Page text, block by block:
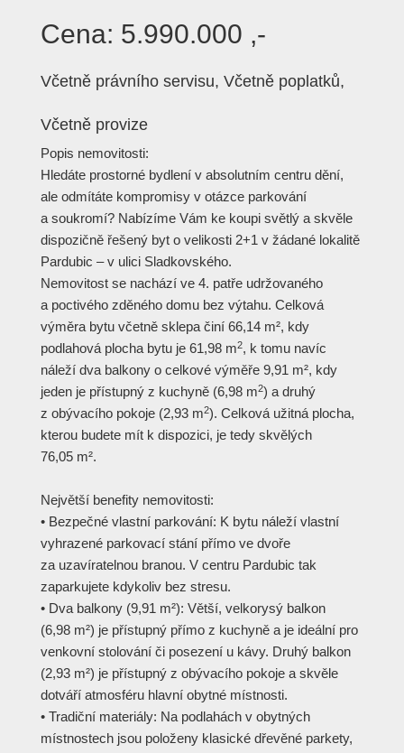
Cena: 5.990.000 ,-
Včetně právního servisu, Včetně poplatků,
Včetně provize
Popis nemovitosti:
Hledáte prostorné bydlení v absolutním centru dění,
ale odmítáte kompromisy v otázce parkování
a soukromí? Nabízíme Vám ke koupi světlý a skvěle
dispozičně řešený byt o velikosti 2+1 v žádané lokalitě
Pardubic – v ulici Sladkovského.
Nemovitost se nachází ve 4. patře udržovaného
a poctivého zděného domu bez výtahu. Celková
výměra bytu včetně sklepa činí 66,14 m², kdy
podlahová plocha bytu je 61,98 m2, k tomu navíc
náleží dva balkony o celkové výměře 9,91 m², kdy
jeden je přístupný z kuchyně (6,98 m2) a druhý
z obývacího pokoje (2,93 m2). Celková užitná plocha,
kterou budete mít k dispozici, je tedy skvělých
76,05 m².
Největší benefity nemovitosti:
• Bezpečné vlastní parkování: K bytu náleží vlastní
vyhrazené parkovací stání přímo ve dvoře
za uzavíratelnou branou. V centru Pardubic tak
zaparkujete kdykoliv bez stresu.
• Dva balkony (9,91 m²): Větší, velkorysý balkon
(6,98 m²) je přístupný přímo z kuchyně a je ideální pro
venkovní stolování či posezení u kávy. Druhý balkon
(2,93 m²) je přístupný z obývacího pokoje a skvěle
dotváří atmosféru hlavní obytné místnosti.
• Tradiční materiály: Na podlahách v obytných
místnostech jsou položeny klasické dřevěné parkety,